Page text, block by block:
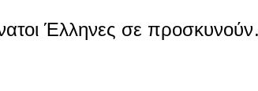
Έλληνες σε